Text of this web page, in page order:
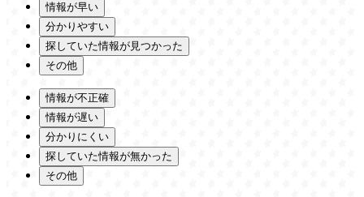
情報が早い
分かりやすい
探していた情報が見つかった
その他
情報が不正確
情報が遅い
分かりにくい
探していた情報が無かった
その他